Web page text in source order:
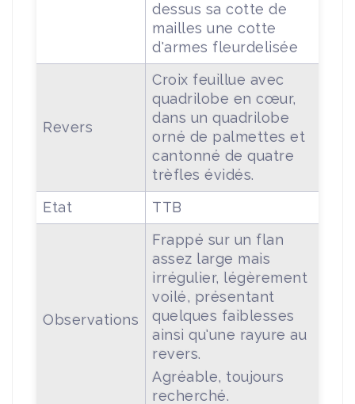
dessus sa cotte de
mailles une cotte
d'armes fleurdelisée
Revers
Croix feuillue avec
quadrilobe en cœur,
dans un quadrilobe
orné de palmettes et
cantonné de quatre
trèfles évidés.
Etat
TTB
Observations
Frappé sur un flan
assez large mais
irrégulier, légèrement
voilé, présentant
quelques faiblesses
ainsi qu'une rayure au
revers.
Agréable, toujours
recherché.